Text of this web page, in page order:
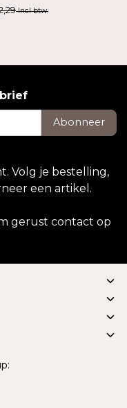
Incl btw.
Abonneer
Volg je bestelling,
een artikel.
gerust contact op